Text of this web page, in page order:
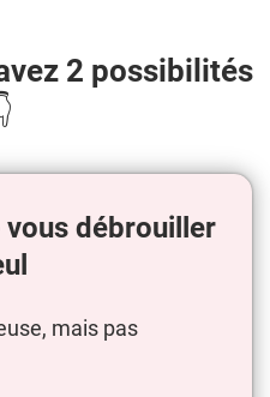
2 possibilités
débrouiller
mais pas